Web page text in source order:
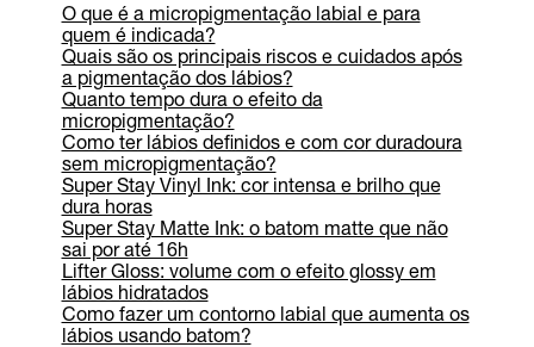
O que é a micropigmentação labial e para
quem é indicada?
Quais são os principais riscos e cuidados após
a pigmentação dos lábios?
Quanto tempo dura o efeito da
micropigmentação?
Como ter lábios definidos e com cor duradoura
sem micropigmentação?
Super Stay Vinyl Ink: cor intensa e brilho que
dura horas
Super Stay Matte Ink: o batom matte que não
sai por até 16h
Lifter Gloss: volume com o efeito glossy em
lábios hidratados
Como fazer um contorno labial que aumenta os
lábios usando batom?